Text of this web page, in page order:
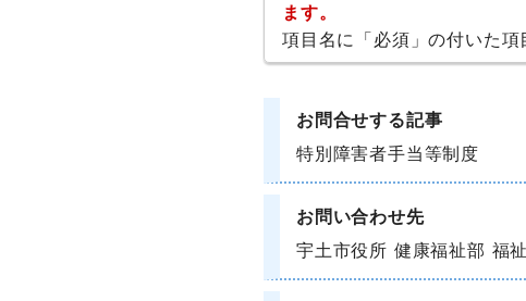
ます。
項目名に「必須」の付いた項
お問合せする記事
特別障害者手当等制度
お問い合わせ先
宇土市役所 健康福祉部 福